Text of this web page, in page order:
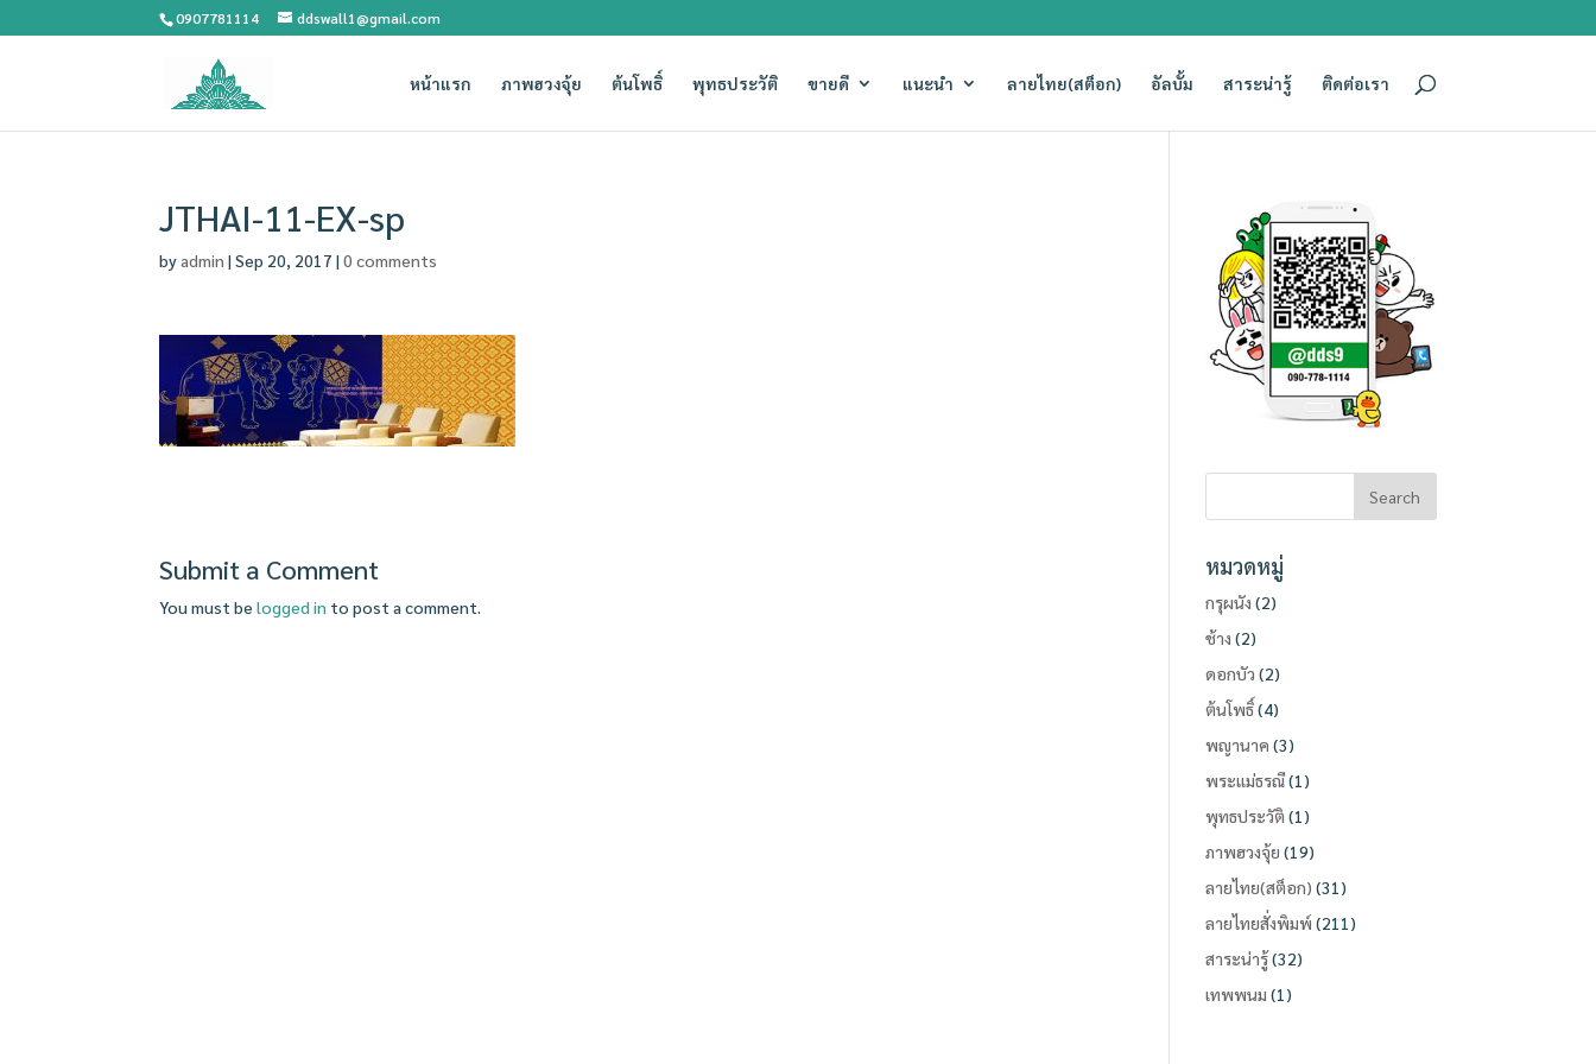
0907781114 ddswall1@gmail.com
หน้าแรก ภาพฮวงจุ้ย ต้นโพธิ์ พุทธประวัติ ขายดี แนะนำ ลายไทย(สต็อก) อัลบั้ม สาระน่ารู้ ติดต่อเรา
JTHAI-11-EX-sp
byadmin |Sep 20, 2017 |0 comments
Submit a Comment
You must belogged in to post a comment.
หมวดหมู่
กรุผนัง (2)
ช้าง (2)
ดอกบัว (2)
ต้นโพธิ์(4)
พญานาค (3)
พระแม่ธรณี(1)
พุทธประวัติ (1)
ภาพฮวงจุ้ย (19)
ลายไทย(สต็อก) (31)
ลายไทยสั่งพิมพ์ (211)
สาระน่ารู้(32)
เทพพนม (1)